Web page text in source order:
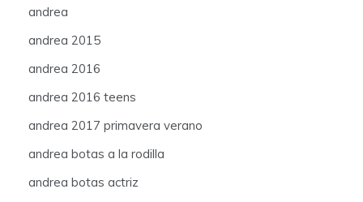
andrea
andrea 2015
andrea 2016
andrea 2016 teens
andrea 2017 primavera verano
andrea botas a la rodilla
andrea botas actriz